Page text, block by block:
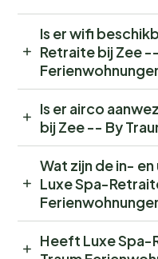
Is er wifi
Retraite bij Zee
Is er airco
bij Zee -- By
Wat zijn de in-
Luxe Spa-
Heeft Luxe Spa-